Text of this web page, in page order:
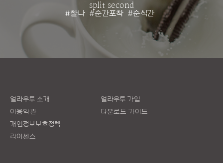
split second
#찰나 #순간포착 #순식간
얼라우투 소개
이용약관
개인정보보호정책
라이센스
얼라우투 가입
다운로드 가이드